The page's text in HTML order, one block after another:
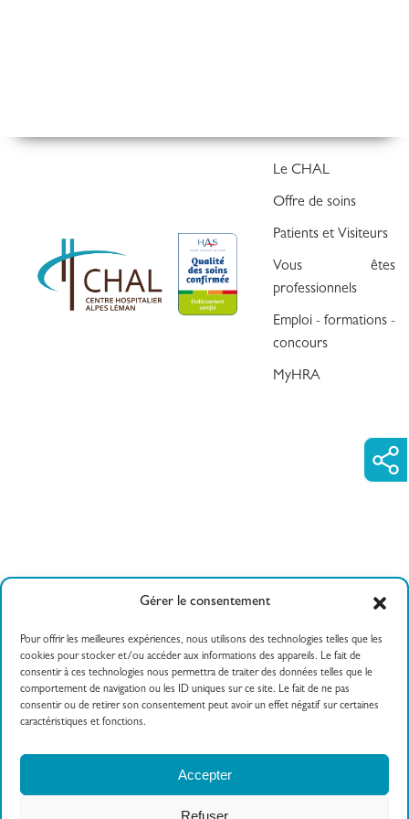
Gérer le consentement
Pour offrir les meilleures expériences, nous utilisons des technologies telles que les
cookies pour stocker et/ou accéder aux informations des appareils. Le fait de
consentir à ces technologies nous permettra de traiter des données telles que le
comportement de navigation ou les ID uniques sur ce site. Le fait de ne pas
consentir ou de retirer son consentement peut avoir un effet négatif sur certaines
caractéristiques et fonctions.
Accepter
Refuser
Le CHAL
Offre de soins
Patients et Visiteurs
Vous êtes
professionnels
Emploi - formations -
concours
MyHRA
74130 Contamine sur